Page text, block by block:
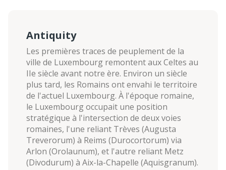
Antiquity
Les premières traces de peuplement de la
ville de Luxembourg remontent aux Celtes au
IIe siècle avant notre ère. Environ un siècle
plus tard, les Romains ont envahi le territoire
de l'actuel Luxembourg. À l'époque romaine,
le Luxembourg occupait une position
stratégique à l'intersection de deux voies
romaines, l'une reliant Trèves (Augusta
Treverorum) à Reims (Durocortorum) via
Arlon (Orolaunum), et l'autre reliant Metz
(Divodurum) à Aix-la-Chapelle (Aquisgranum).